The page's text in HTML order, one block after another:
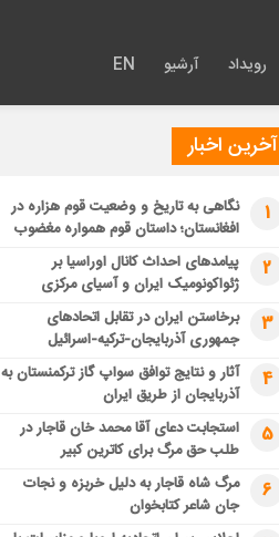
رویداد آرشیو EN
آخرین اخبار
1
نگاهی به تاریخ و وضعیت قوم هزاره در
افغانستان؛ داستان قوم همواره مغضوب
2
پیامدهای احداث کانال اوراسیا بر
ژئواکونومیک ایران و آسیای مرکزی
3
برخاستن ایران در تقابل اتحادهای
جمهوری آذربایجان-ترکیه-اسرائیل
4
آثار و نتایج توافق سواپ گاز ترکمنستان به
آذربایجان از طریق ایران
5
استجابت دعای آقا محمد خان قاجار در
طلب حق مرگ برای کاترین کبیر
6
مرگ شاه قاجار به دلیل خربزه و نجات
جان شاعر کتابخوان